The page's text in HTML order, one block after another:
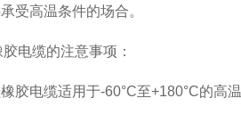
受高温条件的场合。
缆的注意事项：
电缆适用于-60°C至+180°C的高温